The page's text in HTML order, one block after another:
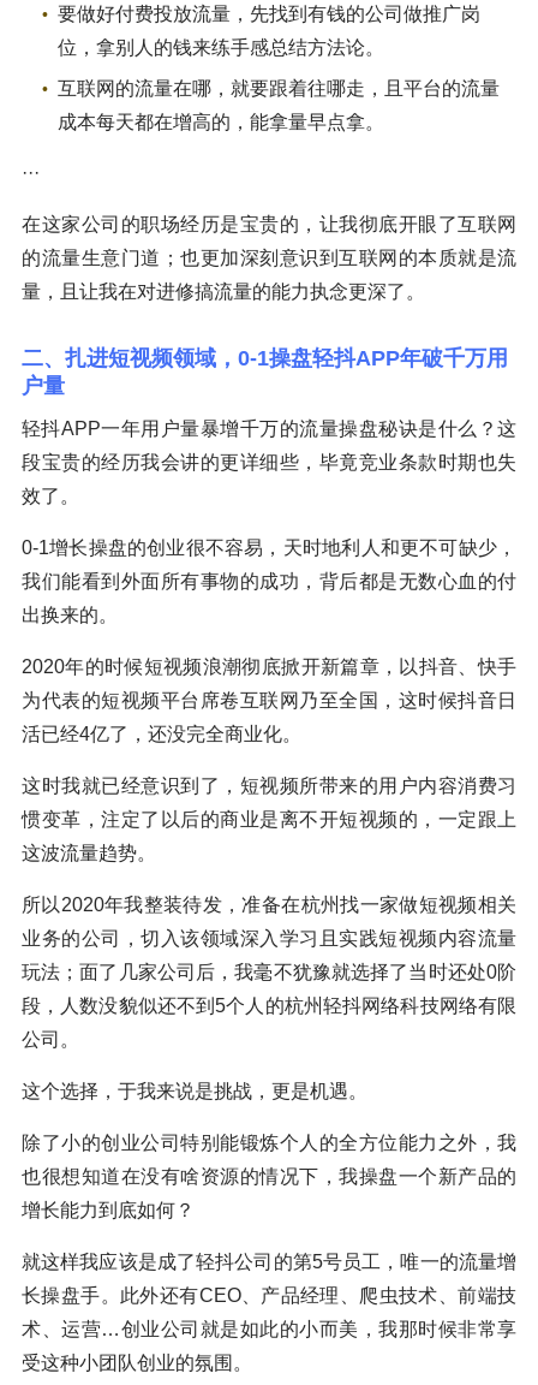
要做好付费投放流量，先找到有钱的公司做推广岗
位，拿别人的钱来练手感总结方法论。
互联网的流量在哪，就要跟着往哪走，且平台的流量
成本每天都在增高的，能拿量早点拿。
···
在这家公司的职场经历是宝贵的，让我彻底开眼了互联网
的流量生意门道；也更加深刻意识到互联网的本质就是流
量，且让我在对进修搞流量的能力执念更深了。
二、扎进短视频领域，0-1操盘轻抖APP年破千万用
户量
轻抖APP一年用户量暴增千万的流量操盘秘诀是什么？这
段宝贵的经历我会讲的更详细些，毕竟竞业条款时期也失
效了。
0-1增长操盘的创业很不容易，天时地利人和更不可缺少，
我们能看到外面所有事物的成功，背后都是无数心血的付
出换来的。
2020年的时候短视频浪潮彻底掀开新篇章，以抖音、快手
为代表的短视频平台席卷互联网乃至全国，这时候抖音日
活已经4亿了，还没完全商业化。
这时我就已经意识到了，短视频所带来的用户内容消费习
惯变革，注定了以后的商业是离不开短视频的，一定跟上
这波流量趋势。
所以2020年我整装待发，准备在杭州找一家做短视频相关
业务的公司，切入该领域深入学习且实践短视频内容流量
玩法；面了几家公司后，我毫不犹豫就选择了当时还处0阶
段，人数没貌似还不到5个人的杭州轻抖网络科技网络有限
公司。
这个选择，于我来说是挑战，更是机遇。
除了小的创业公司特别能锻炼个人的全方位能力之外，我
也很想知道在没有啥资源的情况下，我操盘一个新产品的
增长能力到底如何？
就这样我应该是成了轻抖公司的第5号员工，唯一的流量增
长操盘手。此外还有CEO、产品经理、爬虫技术、前端技
术、运营…创业公司就是如此的小而美，我那时候非常享
受这种小团队创业的氛围。